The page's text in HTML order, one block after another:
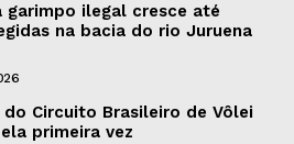
garimpo ilegal cresce até
na bacia do rio Juruena
Circuito Brasileiro de Vôlei
primeira vez